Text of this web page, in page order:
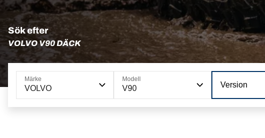
Sök efter
VOLVO V90 DÄCK
Märke
VOLVO
Modell
V90 Version